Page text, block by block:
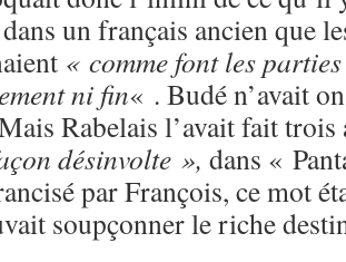
un français ancien que
« comme font les
ni fin« . Budé n’avait
Rabelais l’avait fait trois
désinvolte », dans «
par François, ce mot
soupçonner le riche